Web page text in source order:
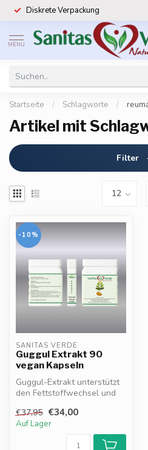
Diskrete Verpackung
MENU
Startseite / Schlagworte /
Artikel mit
Filter
-10%
SANITAS VERDE
Guggul Extrakt 90
vegan Kapseln
Guggul-Extrakt unterstützt
den Fettstoffwechsel und
Cholesterinwe...
€37,95 €34,00
Auf Lager